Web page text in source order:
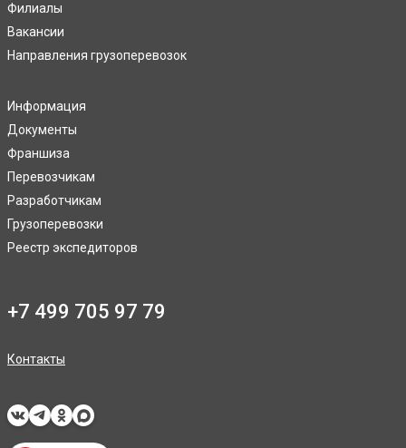
Филиалы
Вакансии
Направления грузоперевозок
Информация
Документы
Франшиза
Перевозчикам
Разработчикам
Грузоперевозки
Реестр экспедиторов
+7 499 705 97 79
Контакты